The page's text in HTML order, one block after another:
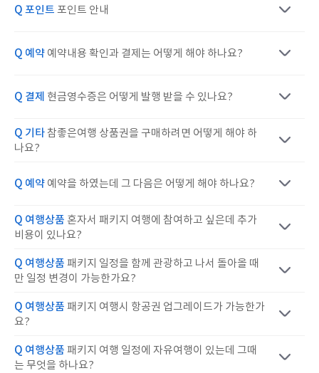
Q 포인트 포인트 안내
Q 예약 예약내용 확인과 결제는 어떻게 해야 하나요?
Q 결제 현금영수증은 어떻게 발행 받을 수 있나요?
Q 기타 참좋은여행 상품권을 구매하려면 어떻게 해야 하
나요?
Q 예약 예약을 하였는데 그 다음은 어떻게 해야 하나요?
Q 여행상품 혼자서 패키지 여행에 참여하고 싶은데 추가
비용이 있나요?
Q 여행상품 패키지 일정을 함께 관광하고 나서 돌아올 때
만 일정 변경이 가능한가요?
Q 여행상품 패키지 여행시 항공권 업그레이드가 가능한가
요?
Q 여행상품 패키지 여행 일정에 자유여행이 있는데 그때
는 무엇을 하나요?